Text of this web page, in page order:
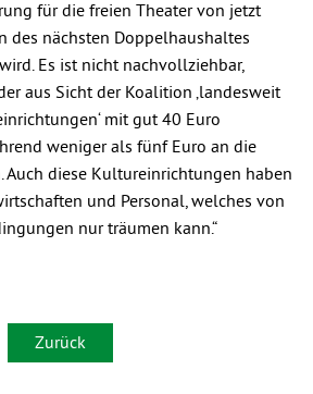
für die freien Theater von jetzt
des nächsten Doppelhaushaltes
Es ist nicht nachvollziehbar,
aus Sicht der Koalition ‚landesweit
mit gut 40 Euro
weniger als fünf Euro an die
Auch diese Kultureinrichtungen haben
und Personal, welches von
nur träumen kann.“
Zurück